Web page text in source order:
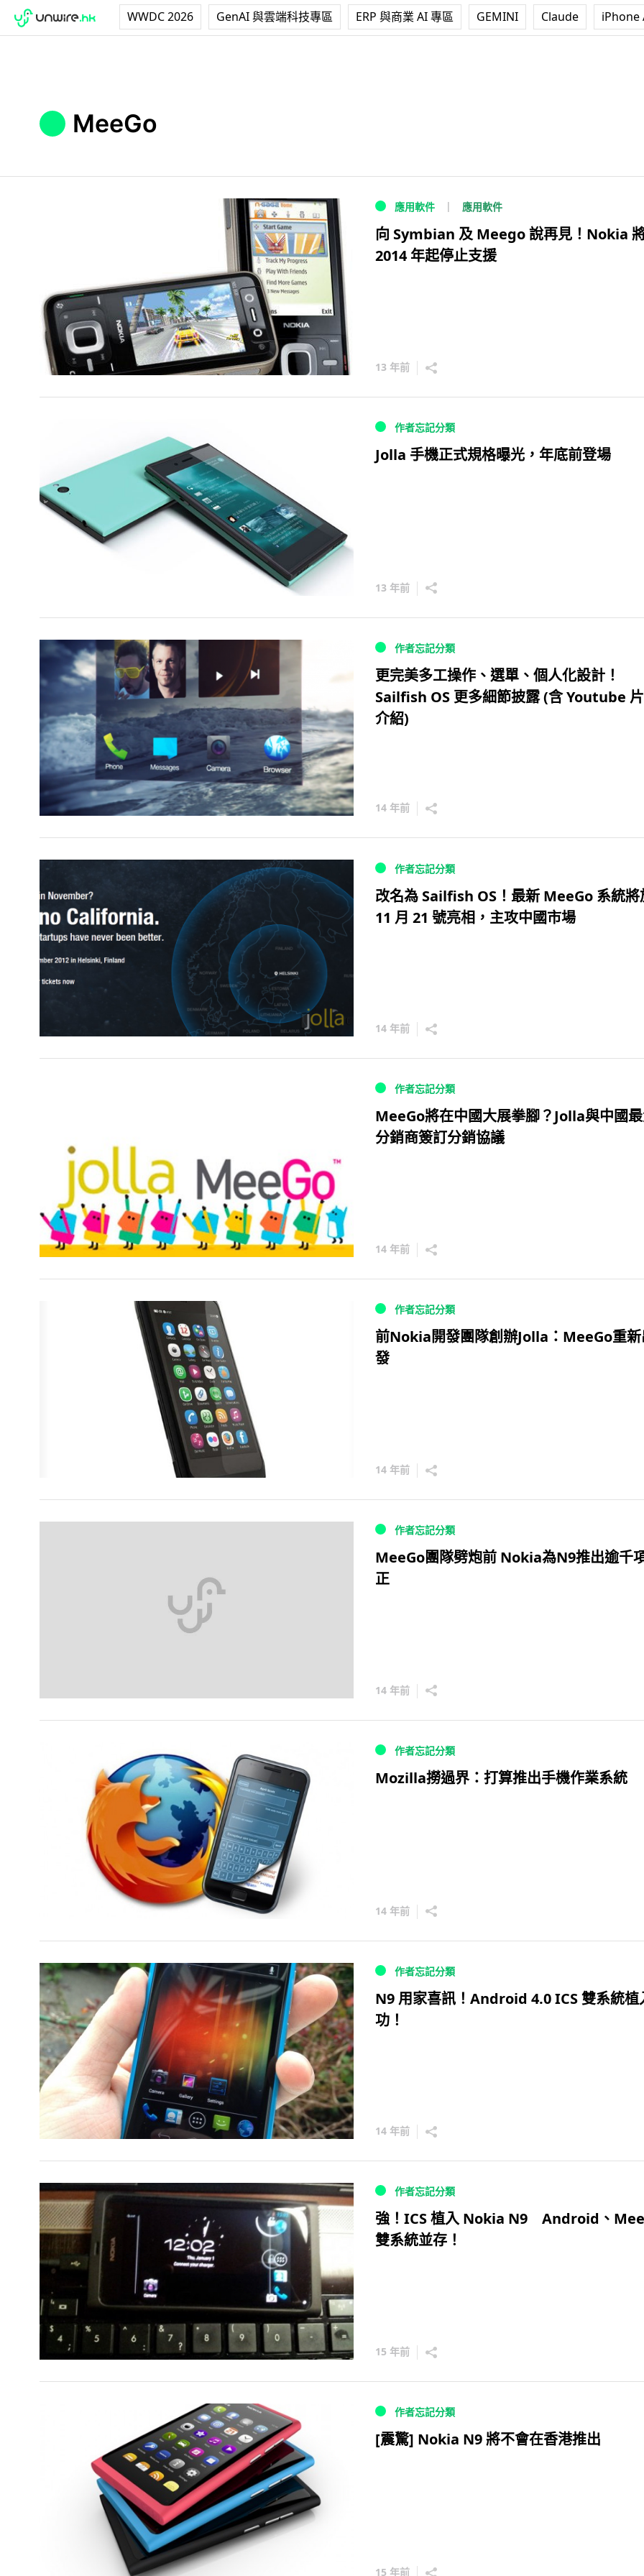
WWDC 2026 GenAI 與雲端科技專區 ERP 與商業 AI 專區 GEMINI Claude iPhone
MeeGo
應用軟件 應用軟件
向 Symbian 及 Meego 說再見！Nokia
2014 年起停止支援
13 年前
作者忘記分類
Jolla 手機正式規格曝光，年底前登場
13 年前
作者忘記分類
更完美多工操作、選單、個人化設計！
Sailfish OS 更多細節披露 (含 Youtube
介紹)
14 年前
作者忘記分類
改名為 Sailfish OS！最新 MeeGo 系統將
11 月 21 號亮相，主攻中國市場
14 年前
作者忘記分類
MeeGo將在中國大展拳腳？Jolla與中國
分銷商簽訂分銷協議
14 年前
作者忘記分類
前Nokia開發團隊創辦Jolla：MeeGo重
發
14 年前
作者忘記分類
MeeGo團隊劈炮前 Nokia為N9推出逾千
正
14 年前
作者忘記分類
Mozilla撈過界：打算推出手機作業系統
14 年前
作者忘記分類
N9 用家喜訊！Android 4.0 ICS 雙系統植
功！
14 年前
作者忘記分類
強！ICS 植入 Nokia N9 Android、
雙系統並存！
15 年前
作者忘記分類
[震驚] Nokia N9 將不會在香港推出
15 年前